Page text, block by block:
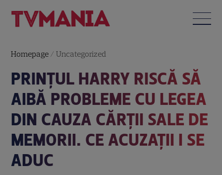
Homepage /Uncategorized
PRINȚUL HARRY RISCĂ SĂ
AIBĂ PROBLEME CU LEGEA
DIN CAUZA CĂRȚII SALE DE
MEMORII. CE ACUZAȚII I SE
ADUC